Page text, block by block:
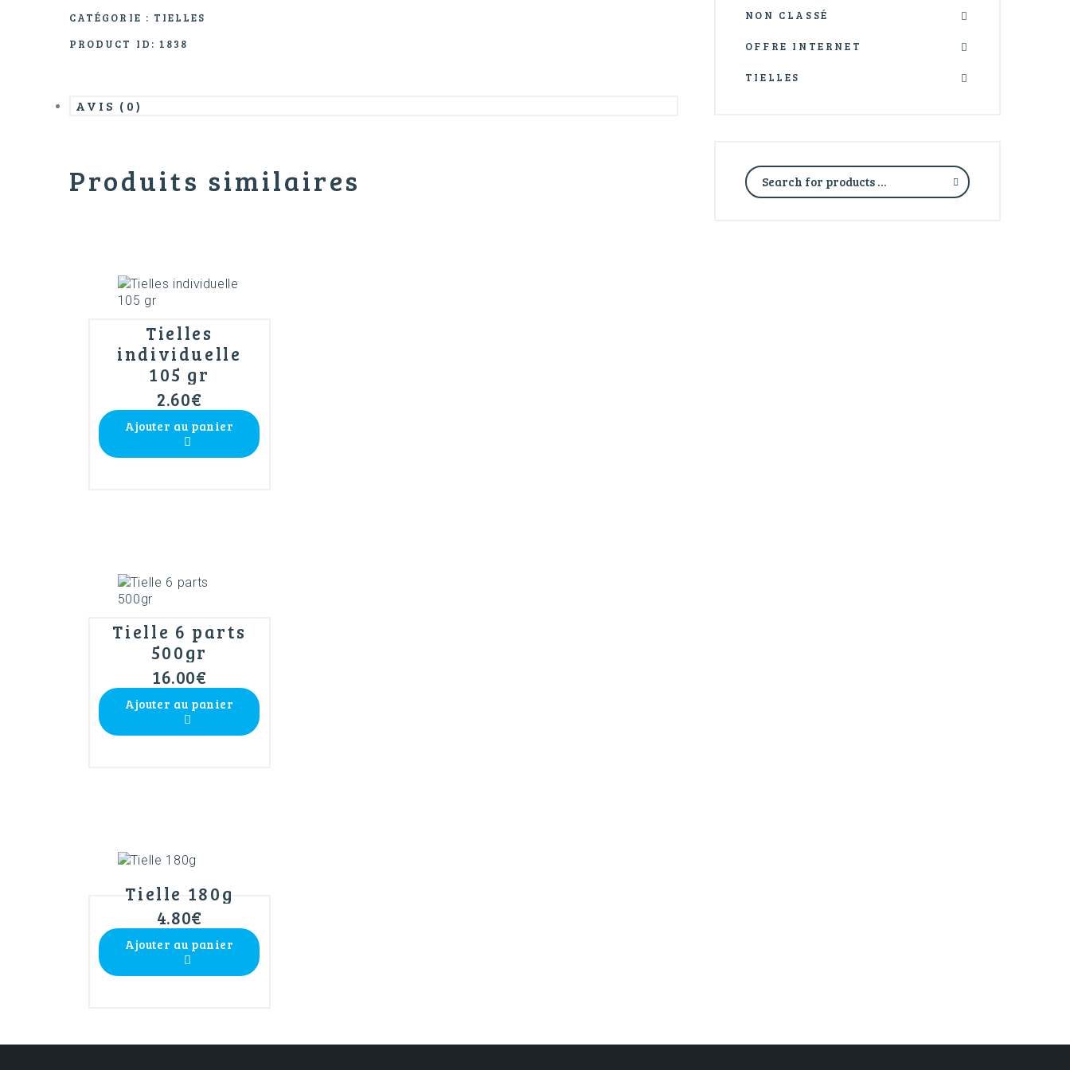
CATÉGORIE : TIELLES
PRODUCT ID: 1838
AVIS (0)
Produits similaires
Tielles
individuelle
105 gr
2.60€
Ajouter au panier
Tielle 6 parts
500gr
16.00€
Ajouter au panier
Tielle 180g
4.80€
Ajouter au panier
NON CLASSÉ
OFFRE INTERNET
TIELLES